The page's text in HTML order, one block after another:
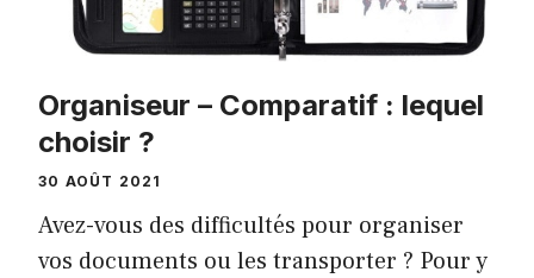
Organiseur – Comparatif : lequel
choisir ?
30 AOÛT 2021
Avez-vous des difficultés pour organiser
vos documents ou les transporter ? Pour y